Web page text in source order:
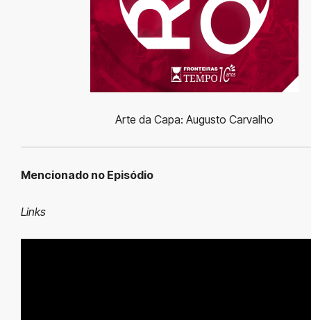
Arte da Capa: Augusto Carvalho
Mencionado no Episódio
Links